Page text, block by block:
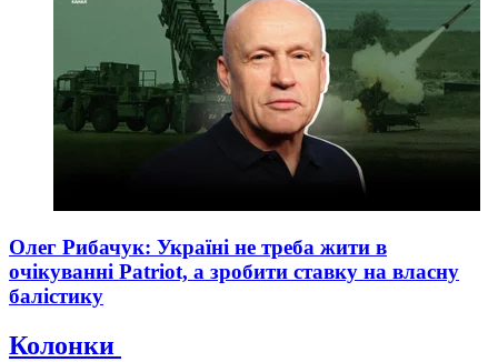
Олег Рибачук: Україні не треба жити в
очікуванні Patriot, а зробити ставку на власну
балістику
Колонки